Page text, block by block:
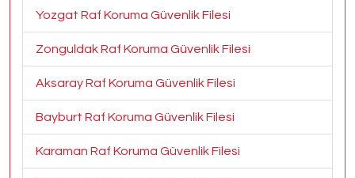
Yozgat Raf Koruma Güvenlik Filesi
Zonguldak Raf Koruma Güvenlik Filesi
Aksaray Raf Koruma Güvenlik Filesi
Bayburt Raf Koruma Güvenlik Filesi
Karaman Raf Koruma Güvenlik Filesi